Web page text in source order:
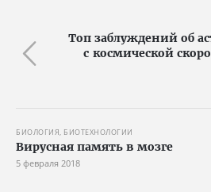
Топ заблуждений об
с космической
БИОЛОГИЯ, БИОТЕХНОЛОГИИ
Вирусная память в мозге
5 февраля 2018